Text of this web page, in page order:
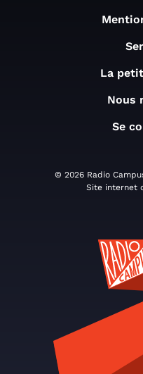
La
Nous
Se
© 2026 Radio
Site internet